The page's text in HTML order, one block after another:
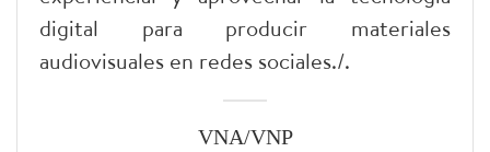
digital para producir materiales
audiovisuales en redes sociales./.
VNA/VNP